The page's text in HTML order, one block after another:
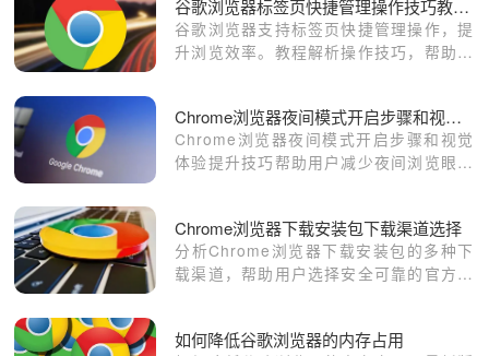
谷歌浏览器标签页快捷管理操作技巧教程解析
谷歌浏览器支持标签页快捷管理操作，提
升浏览效率。教程解析操作技巧，帮助用
Chrome浏览器夜间模式开启步骤和视觉体验提升技巧
Chrome浏览器夜间模式开启步骤和视觉
体验提升技巧帮助用户减少夜间浏览眼睛
Chrome浏览器下载安装包下载渠道选择
分析Chrome浏览器下载安装包的多种下
载渠道，帮助用户选择安全可靠的官方及
如何降低谷歌浏览器的内存占用